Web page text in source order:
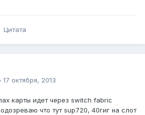
Цитата
17 октября, 2013
карты идет через switch fabric
что тут sup720, 40гиг на слот